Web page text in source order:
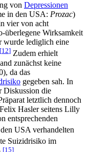
von Depressionen
in den USA: Prozac)
vier von acht
überlegene Wirksamkeit
wurde lediglich eine
[12] Zudem erhielt
zunächst keine
da das
gegeben sah. In
Diskussion die
letztlich dennoch
Hasler seitens Lilly
entsprechenden
USA verhandelten
Suizidrisiko im
[15]